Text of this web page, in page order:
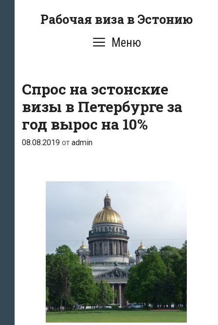
Рабочая виза в Эстонию
Меню
Спрос на эстонские
визы в Петербурге за
год вырос на 10%
08.08.2019 от admin